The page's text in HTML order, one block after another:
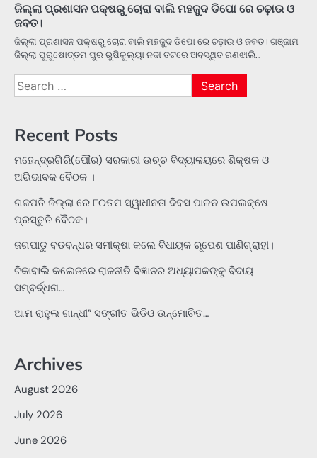
ଜିଲ୍ଲା ପ୍ରଶାସନ ପକ୍ଷରୁ ଚୋରା ବାଲି ମହଜୁଦ ଡିପୋ ରେ ଚଢ଼ାଉ ଓ
ଜବତ।
ଜିଲ୍ଲା ପ୍ରଶାସନ ପକ୍ଷରୁ ଚୋରା ବାଲି ମହଜୁଦ ଡିପୋ ରେ ଚଢ଼ାଉ ଓ ଜବତ। ଗଞ୍ଜାମ
ଜିଲ୍ଲା ପୁରୁଷୋତ୍ତମ ପୁର ରୁଷିକୁଲ୍ୟା ନଦୀ ତଟରେ ଅବସ୍ଥିତ ରଣଝାଲି…
Search
for:
Recent Posts
ମହେନ୍ଦ୍ରଗିରି(ପୌର) ସରକାରୀ ଉଚ୍ଚ ବିଦ୍ୟାଳୟରେ ଶିକ୍ଷକ ଓ
ଅଭିଭାବକ ବୈଠକ ।
ଗଜପତି ଜିଲ୍ଲା ରେ ୮୦ତମ ସ୍ୱାଧୀନତା ଦିବସ ପାଳନ ଉପଲକ୍ଷେ
ପ୍ରସ୍ତୁତି ବୈଠକ।
ଜଗପାଡୁ ବଡବନ୍ଧର ସମୀକ୍ଷା କଲେ ବିଧାୟକ ରୂପେଶ ପାଣିଗ୍ରାହୀ।
ଟିକାବାଲି କଲେଜରେ ରାଜନୀତି ବିଜ୍ଞାନର ଅଧ୍ୟାପକଙ୍କୁ ବିଦାୟ
ସମ୍ବର୍ଦ୍ଧନା…
ଆମ ରାହୁଲ ଗାନ୍ଧୀ” ସଙ୍ଗୀତ ଭିଡିଓ ଉନ୍ମୋଚିତ…
Archives
August 2026
July 2026
June 2026